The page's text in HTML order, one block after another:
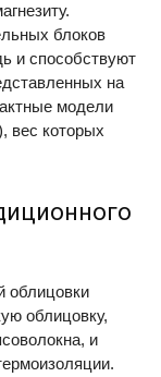
блоков
и способствуют
на
модели
вес которых
облицовки
облицовку,
и